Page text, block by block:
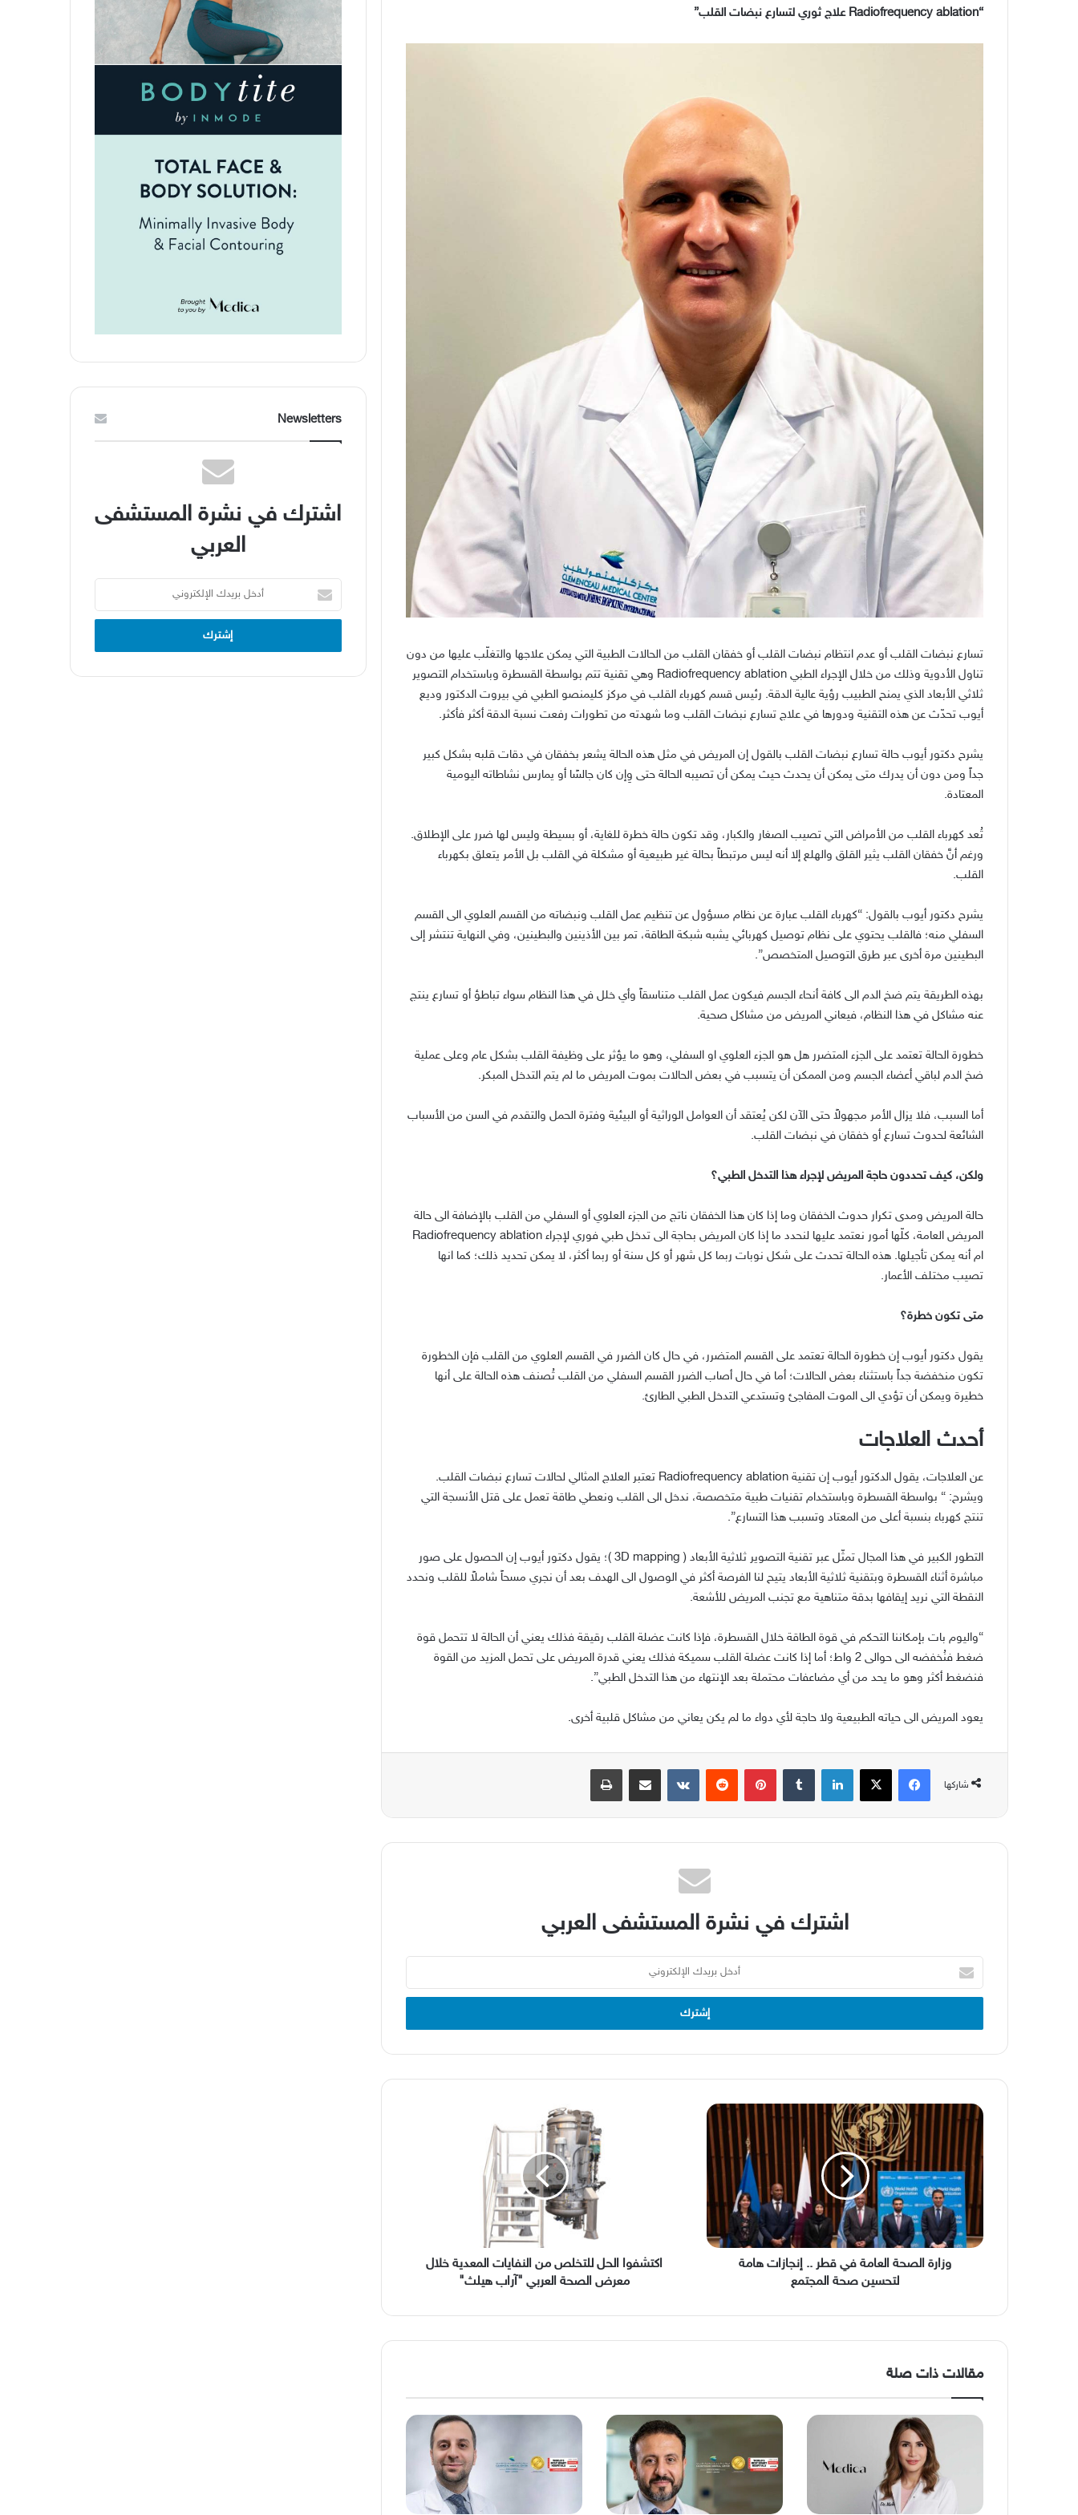
“Radiofrequency ablation علاج ثوري لتسارع نبضات القلب”
تسارع نبضات القلب أو عدم انتظام نبضات القلب أو خفقان القلب من الحالات الطبية التي يمكن علاجها والتغلّب عليها من دون
تناول الأدوية وذلك من خلال الإجراء الطبي
وهي تقنية تتم بواسطة القسطرة وباستخدام التصوير
ثلاثي الأبعاد الذي يمنح الطبيب رؤية عالية الدقة. رئيس قسم كهرباء القلب في مركز كليمنصو الطبي في بيروت الدكتور وديع
أيوب تحدّث عن هذه التقنية ودورها في علاج تسارع نبضات القلب وما شهدته من تطورات رفعت نسبة الدقة أكثر فأكثر.
يشرح دكتور أيوب حالة تسارع نبضات القلب بالقول إن المريض في مثل هذه الحالة يشعر بخفقان في دقات قلبه بشكل كبير
جداً ومن دون أن يدرك متى يمكن أن يحدث حيث يمكن أن تصيبه الحالة حتى وِإن كان جالسًا أو يمارس نشاطاته اليومية
المعتادة.
تُعد كهرباء القلب من الأمراض التي تصيب الصغار والكبار، وقد تكون حالة خطرة للغاية، أو بسيطة وليس لها ضرر على الإطلاق.
ورغم أنَّ خفقان القلب يثير القلق والهلع إلا أنه ليس مرتبطاً بحالة غير طبيعية أو مشكلة في القلب بل الأمر يتعلق بكهرباء
القلب.
يشرح دكتور أيوب بالقول: “كهرباء القلب عبارة عن نظام مسؤول عن تنظيم عمل القلب ونبضاته من القسم العلوي الى القسم
السفلي منه؛ فالقلب يحتوي على نظام توصيل كهربائي يشبه شبكة الطاقة، تمر بين الأذينين والبطينين، وفي النهاية تنتشر إلى
البطينين مرة أخرى عبر طرق التوصيل المتخصص”.
بهذه الطريقة يتم ضخ الدم الى كافة أنحاء الجسم فيكون عمل القلب متناسقاً وأي خلل في هذا النظام سواء تباطؤ أو تسارع ينتج
عنه مشاكل في هذا النظام، فيعاني المريض من مشاكل صحية.
خطورة الحالة تعتمد على الجزء المتضرر هل هو الجزء العلوي او السفلي، وهو ما يؤثر على وظيفة القلب بشكل عام وعلى عملية
ضخ الدم لباقي أعضاء الجسم ومن الممكن أن يتسبب في بعض الحالات بموت المريض ما لم يتم التدخل المبكر.
أما السبب، فلا يزال الأمر مجهولاً حتى الآن لكن يُعتقد أن العوامل الوراثية أو البيئية وفترة الحمل والتقدم في السن من الأسباب
الشائعة لحدوث تسارع أو خفقان في نبضات القلب.
ولكن، كيف تحددون حاجة المريض لإجراء هذا التدخل الطبي؟
حالة المريض ومدى تكرار حدوث الخفقان وما إذا كان هذا الخفقان ناتج من الجزء العلوي أو السفلي من القلب بالإضافة الى حالة
المريض العامة، كلّها أمور نعتمد عليها لنحدد ما إذا كان المريض بحاجة الى تدخل طبي فوري لإجراء
ام أنه يمكن تأجيلها. هذه الحالة تحدث على شكل نوبات ربما كل شهر أو كل سنة أو ربما أكثر، لا يمكن تحديد ذلك؛ كما انها
تصيب مختلف الأعمار.
متى تكون خطرة؟
يقول دكتور أيوب إن خطورة الحالة تعتمد على القسم المتضرر، في حال كان الضرر في القسم العلوي من القلب فإن الخطورة
تكون منخفضة جداً باستثناء بعض الحالات؛ أما في حال أصاب الضرر القسم السفلي من القلب تُصنف هذه الحالة على أنها
خطيرة ويمكن أن تؤدي الى الموت المفاجئ وتستدعي التدخل الطبي الطارئ.
أحدث العلاجات
عن العلاجات، يقول الدكتور أيوب إن تقنية تعتبر العلاج المثالي لحالات تسارع نبضات القلب.
ويشرح: “ بواسطة القسطرة وباستخدام تقنيات طبية متخصصة، ندخل الى القلب ونعطي طاقة تعمل على قتل الأنسجة التي
تنتج كهرباء بنسبة أعلى من المعتاد وتسبب هذا التسارع”.
التطور الكبير في هذا المجال تمثّل عبر تقنية التصوير ثلاثية الأبعاد ( 3D mapping )
؛ يقول دكتور أيوب إن الحصول على صور
مباشرة أثناء القسطرة وبتقنية ثلاثية الأبعاد يتيح لنا الفرصة أكثر في الوصول الى الهدف بعد أن نجري مسحاً شاملاً للقلب ونحدد
النقطة التي نريد إيقافها بدقة متناهية مع تجنب المريض للأشعة.
“واليوم بات بإمكاننا التحكم في قوة الطاقة خلال القسطرة، فإذا كانت عضلة القلب رقيقة فذلك يعني أن الحالة لا تتحمل قوة
ضغط فنُخفضه الى حوالى
واط؛ أما إذا كانت عضلة القلب سميكة فذلك يعني قدرة المريض على تحمل المزيد من القوة
فنضغط أكثر وهو ما يحد من أي مضاعفات محتملة بعد الإنتهاء من هذا التدخل الطبي”.
يعود المريض الى حياته الطبيعية ولا حاجة لأي دواء ما لم يكن يعاني من مشاكل قلبية أخرى.
شاركها
فيسبوك‫X لينكدإن بينتيريست مشاركة عبر البريد طباعة
اشترك في نشرة المستشفى العربي
بريدك
الإلكتروني
وزارة
الصحة
العامة
في
قطر
إنجازات
هامة
لتحسين
وزارة الصحة العامة في قطر .. إنجازات هامة
لتحسين صحة المجتمع
العربياكتشفوا الحل للتخلص من النفايات المعدية خلال
معرض الصحة العربي "آراب هيلث"
مقالات ذات صلة
Newsletters
اشترك في نشرة المستشفى
العربي
بريدك
الإلكتروني